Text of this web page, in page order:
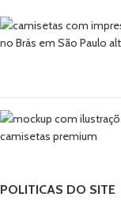
POLITICAS DO SITE